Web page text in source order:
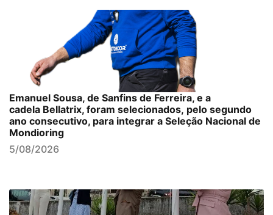
Emanuel Sousa, de Sanfins de Ferreira, e a
cadela Bellatrix, foram selecionados, pelo segundo
ano consecutivo, para integrar a Seleção Nacional de
Mondioring
5/08/2026